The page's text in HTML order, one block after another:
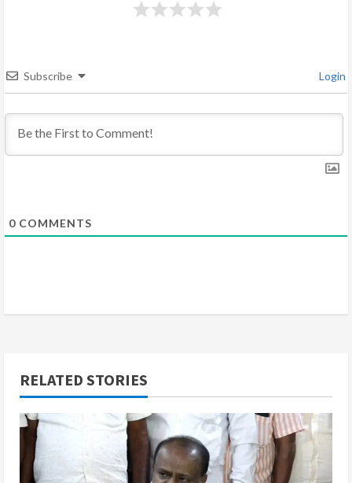
d
i
n
Subscribe Login
0 COMMENTS
RELATED STORIES